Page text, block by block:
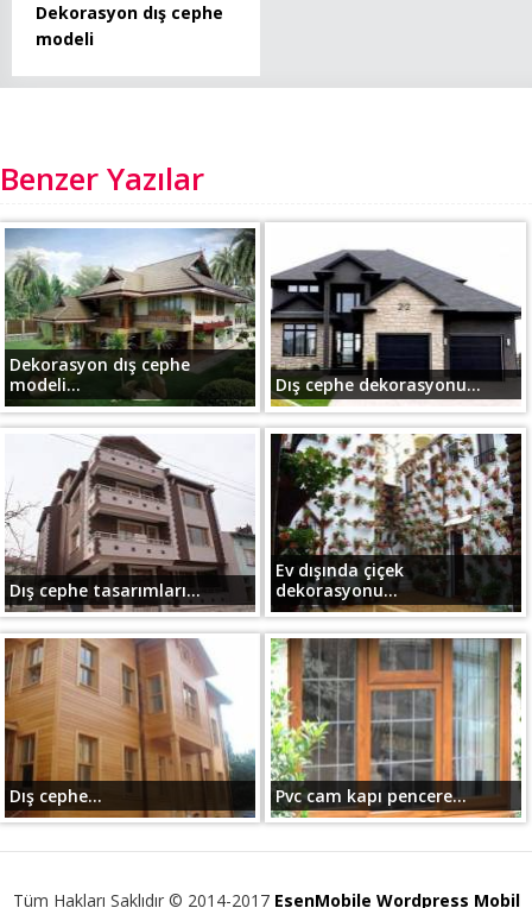
Dekorasyon dış cephe
modeli
Benzer Yazılar
Dekorasyon dış cephe
modeli...
Dış cephe dekorasyonu...
Dış cephe tasarımları...
Ev dışında çiçek
dekorasyonu...
Dış cephe... Pvc cam kapı pencere...
Tüm Hakları Saklıdır © 2014-2017 EsenMobile Wordpress Mobil